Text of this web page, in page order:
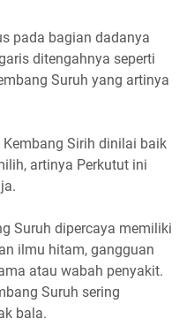
pada bagian dadanya
ditengahnya seperti
Suruh yang artinya
Sirih dinilai baik
artinya Perkutut ini
Suruh dipercaya memiliki
ilmu hitam, gangguan
atau wabah penyakit.
Suruh sering
bala.